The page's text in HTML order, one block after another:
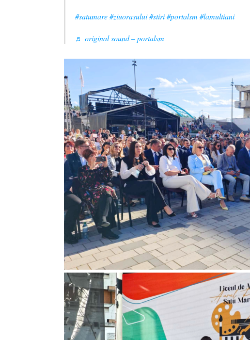
#satumare#ziuorasului#stiri#portalsm #lamultiani
♬ original sound – portalsm